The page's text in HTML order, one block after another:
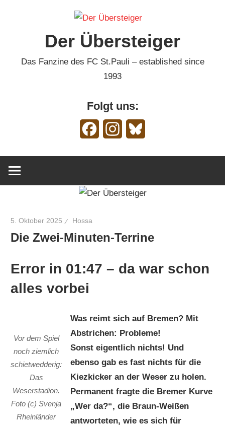
Der Übersteiger
Das Fanzine des FC St.Pauli – established since
1993
Folgt uns:
FacebookInstagram
5. Oktober 2025 Hossa
Die Zwei-Minuten-Terrine
Error in 01:47 – da war schon
alles vorbei
Vor dem Spiel
noch ziemlich
schietwedderig:
Das
Weserstadion.
Foto (c) Svenja
Rheinländer
Was reimt sich auf Bremen? Mit
Abstrichen: Probleme!
Sonst eigentlich nichts! Und
ebenso gab es fast nichts für die
Kiezkicker an der Weser zu holen.
Permanent fragte die Bremer Kurve
„Wer da?“, die Braun-Weißen
antworteten, wie es sich für